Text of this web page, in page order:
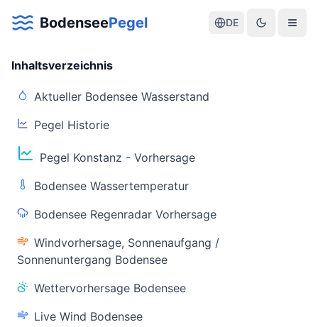
BodenseePegel DE
Inhaltsverzeichnis
Aktueller Bodensee Wasserstand
Pegel Historie
Pegel Konstanz - Vorhersage
Bodensee Wassertemperatur
Bodensee Regenradar Vorhersage
Windvorhersage, Sonnenaufgang /
Sonnenuntergang Bodensee
Wettervorhersage Bodensee
Live Wind Bodensee
Aktuelle Warnlage Bodensee
Aktueller Bodensee Pegel & Wasserstand
Live-Daten
(Konstanz)
Wassertemperatur
(Friedrichshafen)
Warnstatus